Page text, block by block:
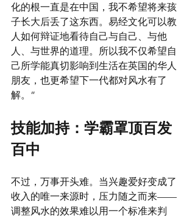
化的根一直是在中国，我不希望将来孩
子长大后丢了这东西。易经文化可以教
人如何辩证地看待自己与自己、与他
人、与世界的道理。所以我不仅希望自
己所学能真切影响到生活在英国的华人
朋友，也更希望下一代都对风水有了
解。”
技能加持：学霸罩顶百发
百中
不过，万事开头难。当兴趣爱好变成了
收入的唯一来源时，压力随之而来——
调整风水的效果难以用一个标准来判